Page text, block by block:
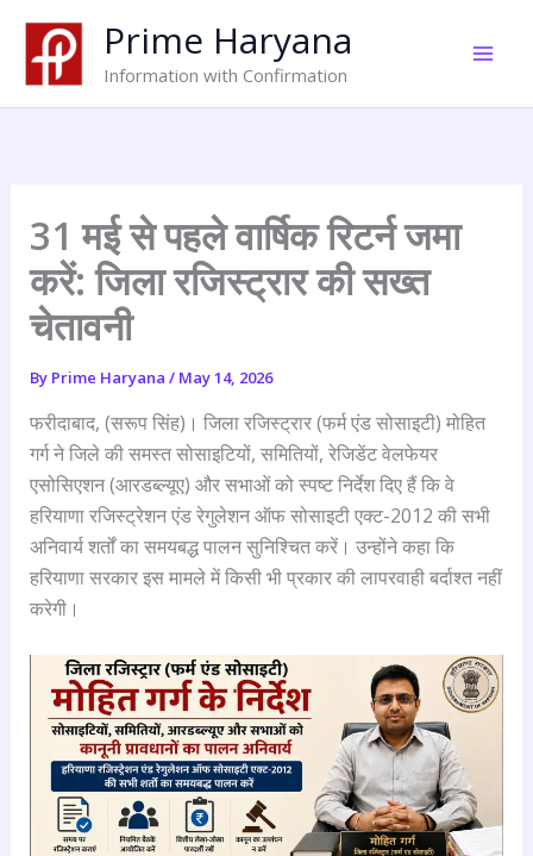
content
Prime Haryana
Information with Confirmation
31 मई से पहले वार्षिक रिटर्न जमा
करें: जिला रजिस्ट्रार की सख्त
चेतावनी
By Prime Haryana / May 14, 2026
फरीदाबाद, (सरूप सिंह)। जिला रजिस्ट्रार (फर्म एंड सोसाइटी) मोहित
गर्ग ने जिले की समस्त सोसाइटियों, समितियों, रेजिडेंट वेलफेयर
एसोसिएशन (आरडब्ल्यूए) और सभाओं को स्पष्ट निर्देश दिए हैं कि वे
हरियाणा रजिस्ट्रेशन एंड रेगुलेशन ऑफ सोसाइटी एक्ट-2012 की सभी
अनिवार्य शर्तों का समयबद्ध पालन सुनिश्चित करें। उन्होंने कहा कि
हरियाणा सरकार इस मामले में किसी भी प्रकार की लापरवाही बर्दाश्त नहीं
करेगी।